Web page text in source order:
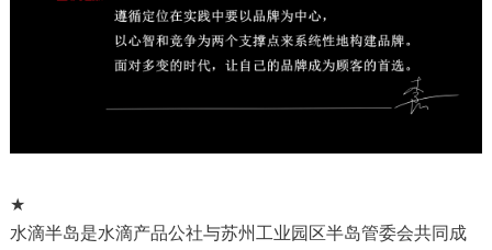
★
水滴半岛是水滴产品公社与苏州工业园区半岛管委会共同成